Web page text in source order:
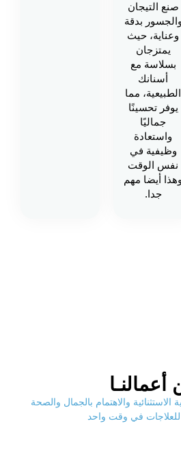
صنع التيجان
والجسور بدقة
وعناية، حيث
يمتزجان
بسلاسة مع
أسنانك
الطبيعية، مما
يوفر تحسينًا
جماليًا
واستعادة
وظيفية في
نفس الوقت
وهذا أيضا مهم
جدا.
أعمالنـا
والاهتمام بالجمال والصحة
للعلاجات في وقت واحد